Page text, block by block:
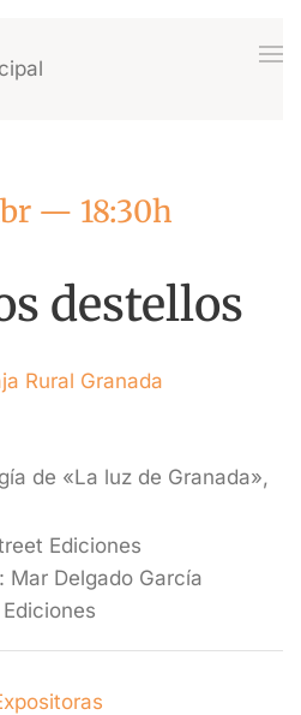
— 18:30h
destellos
Rural Granada
de «La luz de Granada»,
Ediciones
Mar Delgado García